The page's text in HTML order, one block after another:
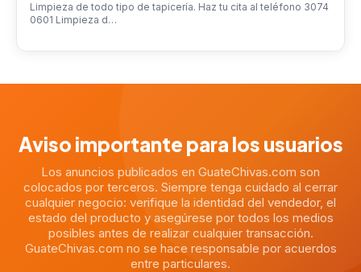
Limpieza de todo tipo de tapicería. Haz tu cita al teléfono 3074
0601 Limpieza d…
Aviso importante para los usuarios
Los anuncios publicados en GuateChivas.com son
colocados por terceros. Siempre tenga cuidado al cerrar
cualquier negocio: verifique la identidad del vendedor, el
estado del producto y asegúrese por todos los medios
posibles antes de realizar cualquier transacción.
GuateChivas.com no se hace responsable por acuerdos
entre particulares.